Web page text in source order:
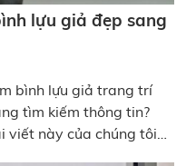
lựu giả đẹp sang
bình lựu giả trang trí
tìm kiếm thông tin?
viết này của chúng tôi